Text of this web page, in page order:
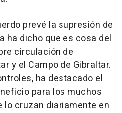
prevé la supresión de
ha dicho que es cosa del
circulación de
y el Campo de Gibraltar.
ha destacado el
para los muchos
lo cruzan diariamente en